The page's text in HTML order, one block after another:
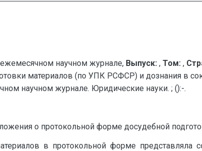
научном журнале, Выпуск: , Том: ,
материалов (по УПК РСФСР) и дознания в
научном журнале. Юридические науки. ; ():-.
о протокольной форме досудебной
в протокольной форме представляла